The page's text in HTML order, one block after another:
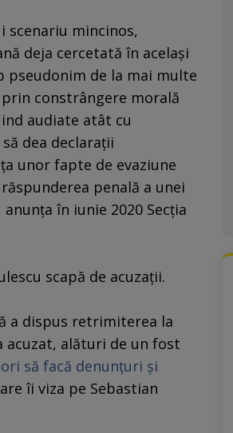
mincinos,
deja cercetată în acelaşi
pseudonim de la mai multe
constrângere morală
audiate atât cu
dea declaraţii
unor fapte de evaziune
penală a unei
în iunie 2020 Secţia
scapă de acuzaţii.
a dispus retrimiterea la
acuzat, alături de un fost
să facă denunţuri şi
îi viza pe Sebastian